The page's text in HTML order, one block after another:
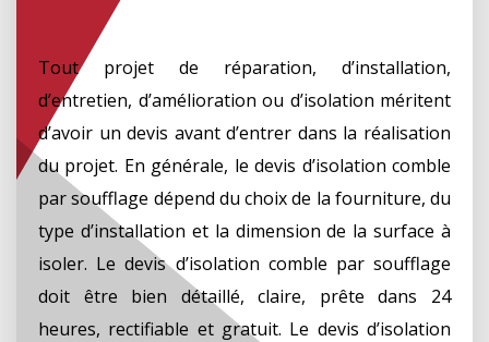
Tout projet de réparation, d’installation,
d’entretien, d’amélioration ou d’isolation méritent
d’avoir un devis avant d’entrer dans la réalisation
du projet. En générale, le devis d’isolation comble
par soufflage dépend du choix de la fourniture, du
type d’installation et la dimension de la surface à
isoler. Le devis d’isolation comble par soufflage
doit être bien détaillé, claire, prête dans 24
heures, rectifiable et gratuit. Le devis d’isolation